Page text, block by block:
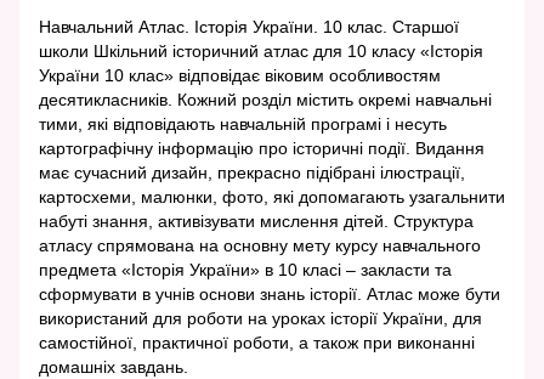
Навчальний Атлас. Історія України. 10 клас. Старшої
школи Шкільний історичний атлас для 10 класу «Історія
України 10 клас» відповідає віковим особливостям
десятикласників. Кожний розділ містить окремі навчальні
тими, які відповідають навчальній програмі і несуть
картографічну інформацію про історичні події. Видання
має сучасний дизайн, прекрасно підібрані ілюстрації,
картосхеми, малюнки, фото, які допомагають узагальнити
набуті знання, активізувати мислення дітей. Структура
атласу спрямована на основну мету курсу навчального
предмета «Історія України» в 10 класі – закласти та
сформувати в учнів основи знань історії. Атлас може бути
використаний для роботи на уроках історії України, для
самостійної, практичної роботи, а також при виконанні
домашніх завдань.